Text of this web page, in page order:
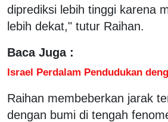
diprediksi lebih tinggi karena
lebih dekat," tutur Raihan.
Baca Juga :
Israel Perdalam Pendudukan
Raihan membeberkan jarak
dengan bumi di tengah